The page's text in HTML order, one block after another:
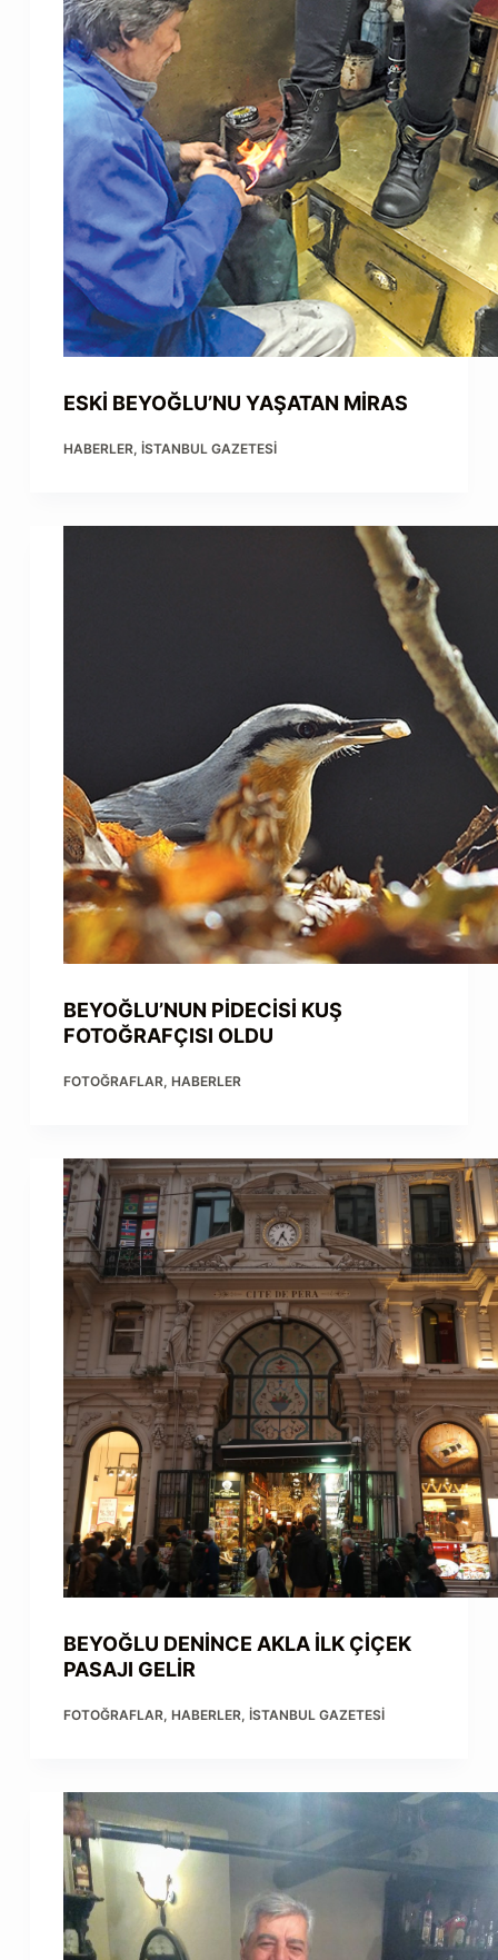
ESKİ BEYOĞLU’NU YAŞATAN MİRAS
HABERLER, İSTANBUL GAZETESI
BEYOĞLU’NUN PİDECİSİ KUŞ
FOTOĞRAFÇISI OLDU
FOTOĞRAFLAR, HABERLER
BEYOĞLU DENİNCE AKLA İLK ÇİÇEK
PASAJI GELİR
FOTOĞRAFLAR, HABERLER, İSTANBUL GAZETESI